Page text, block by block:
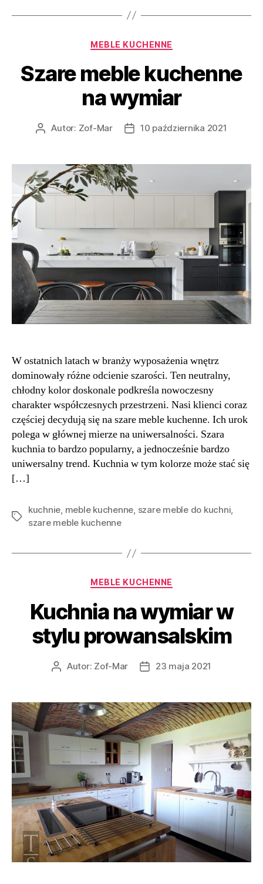
Kategorie
MEBLE KUCHENNE
Szare meble kuchenne
na wymiar
AutorAutor: Zof-Mar
Data10 października 2021
W ostatnich latach w branży wyposażenia wnętrz
dominowały różne odcienie szarości. Ten neutralny,
chłodny kolor doskonale podkreśla nowoczesny
charakter współczesnych przestrzeni. Nasi klienci coraz
częściej decydują się na szare meble kuchenne. Ich urok
polega w głównej mierze na uniwersalności. Szara
kuchnia to bardzo popularny, a jednocześnie bardzo
uniwersalny trend. Kuchnia w tym kolorze może stać się
[…]
Tagi
kuchnie, meble kuchenne, szare meble do kuchni,
szare meble kuchenne
Kategorie
MEBLE KUCHENNE
Kuchnia na wymiar w
stylu prowansalskim
AutorAutor: Zof-Mar
Data23 maja 2021